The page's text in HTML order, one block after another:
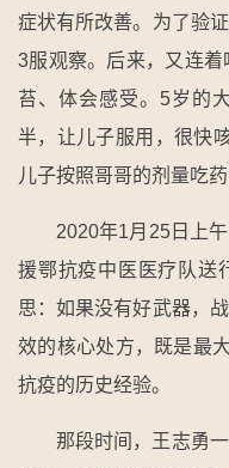
症状有所改善。为了验
3服观察。后来，又连
苔、体会感受。5岁的
半，让儿子服用，很快
儿子按照哥哥的剂量吃
2020年1月25日上
援鄂抗疫中医医疗队送
思：如果没有好武器，
效的核心处方，既是最
抗疫的历史经验。
那段时间，王志勇